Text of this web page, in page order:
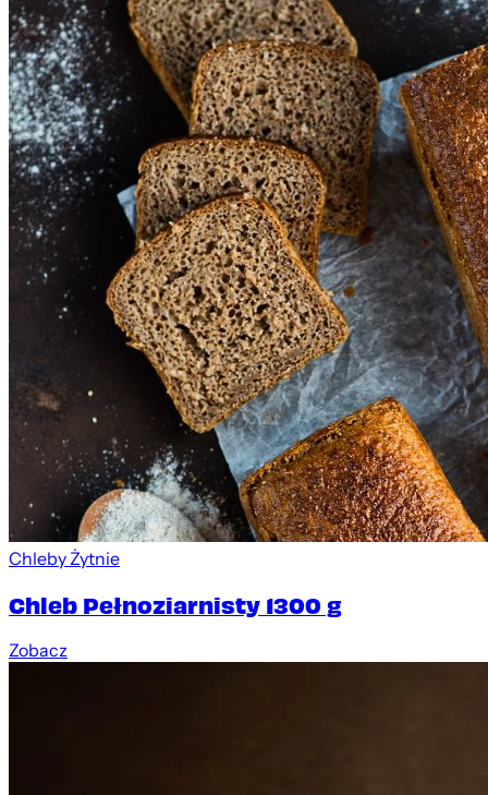
Chleby Żytnie
Chleb Pełnoziarnisty 1300 g
Zobacz